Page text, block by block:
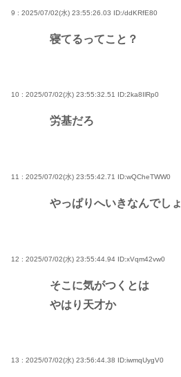
9 : 2025/07/02(水) 23:55:26.03 ID:/ddKRfE80
寝てるってこと？
10 : 2025/07/02(水) 23:55:32.51 ID:2ka8IlRp0
労基だろ
11 : 2025/07/02(水) 23:55:42.71 ID:wQCheTWW0
やっぱりへいきなんでしょ
12 : 2025/07/02(水) 23:55:44.94 ID:xVqm42vw0
そこに気がつくとは
やはり天才か
13 : 2025/07/02(水) 23:56:44.38 ID:iwmqUygV0